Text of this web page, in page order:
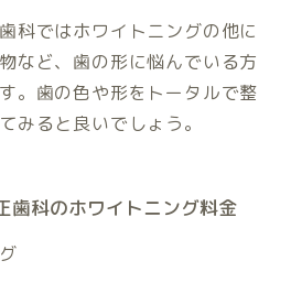
科ではホワイトニングの他に
など、歯の形に悩んでいる方
。歯の色や形をトータルで整
みると良いでしょう。
歯科のホワイトニング料金